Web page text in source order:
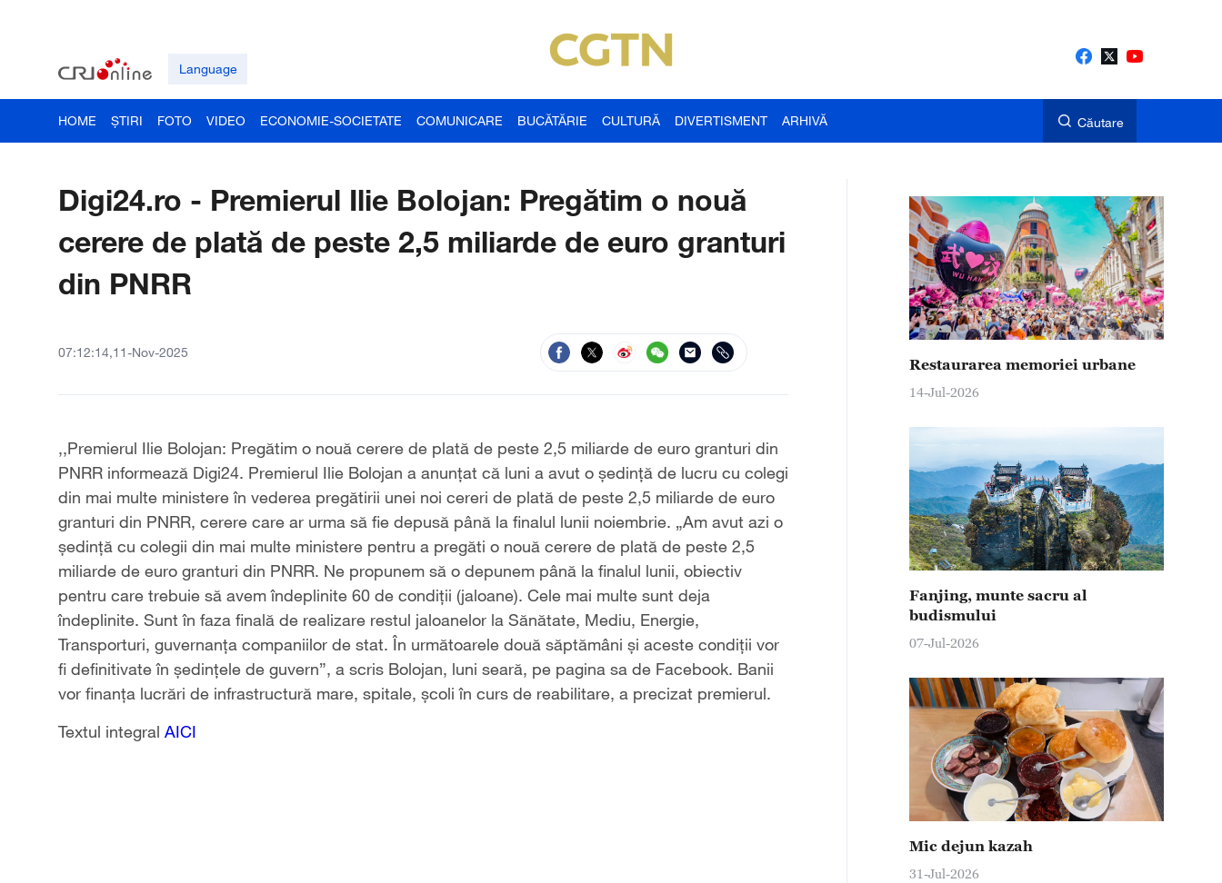
Language
HOME ȘTIRI FOTO VIDEO ECONOMIE-SOCIETATE COMUNICARE BUCĂTĂRIE CULTURĂ DIVERTISMENT ARHIVĂ Căutare
Digi24.ro - Premierul Ilie Bolojan: Pregătim o nouă
cerere de plată de peste 2,5 miliarde de euro granturi
din PNRR
07:12:14,11-Nov-2025
,,Premierul Ilie Bolojan: Pregătim o nouă cerere de plată de peste 2,5 miliarde de euro granturi din
PNRR informează Digi24. Premierul Ilie Bolojan a anunţat că luni a avut o şedinţă de lucru cu colegi
din mai multe ministere în vederea pregătirii unei noi cereri de plată de peste 2,5 miliarde de euro
granturi din PNRR, cerere care ar urma să fie depusă până la finalul lunii noiembrie. „Am avut azi o
şedinţă cu colegii din mai multe ministere pentru a pregăti o nouă cerere de plată de peste 2,5
miliarde de euro granturi din PNRR. Ne propunem să o depunem până la finalul lunii, obiectiv
pentru care trebuie să avem îndeplinite 60 de condiţii (jaloane). Cele mai multe sunt deja
îndeplinite. Sunt în faza finală de realizare restul jaloanelor la Sănătate, Mediu, Energie,
Transporturi, guvernanţa companiilor de stat. În următoarele două săptămâni şi aceste condiţii vor
fi definitivate în şedinţele de guvern”, a scris Bolojan, luni seară, pe pagina sa de Facebook. Banii
vor finanţa lucrări de infrastructură mare, spitale, şcoli în curs de reabilitare, a precizat premierul.
Textul integral AICI
Restaurarea memoriei urbane
14-Jul-2026
Fanjing, munte sacru al
budismului
07-Jul-2026
Mic dejun kazah
31-Jul-2026